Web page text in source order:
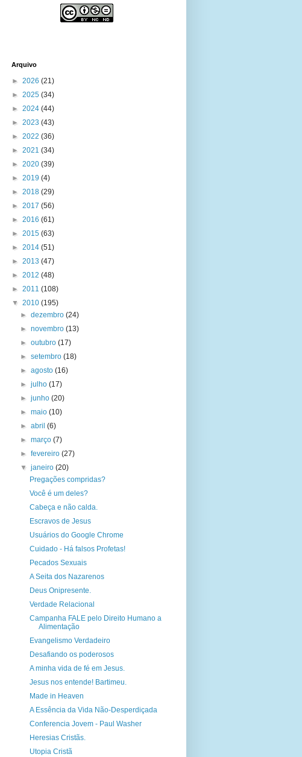
Arquivo
► 2026 (21)
► 2025 (34)
► 2024 (44)
► 2023 (43)
► 2022 (36)
► 2021 (34)
► 2020 (39)
► 2019 (4)
► 2018 (29)
► 2017 (56)
► 2016 (61)
► 2015 (63)
► 2014 (51)
► 2013 (47)
► 2012 (48)
► 2011 (108)
▼ 2010 (195)
►dezembro(24)
►novembro(13)
►outubro(17)
►setembro(18)
►agosto(16)
►julho(17)
►junho(20)
►maio(10)
►abril(6)
►março(7)
►fevereiro(27)
▼janeiro(20)
Pregações compridas?
Você é um deles?
Cabeça e não calda.
Escravos de Jesus
Usuários do Google Chrome
Cuidado - Há falsos Profetas!
Pecados Sexuais
A Seita dos Nazarenos
Deus Onipresente.
Verdade Relacional
Campanha FALE pelo Direito Humano a
Alimentação
Evangelismo Verdadeiro
Desafiando os poderosos
A minha vida de fé em Jesus.
Jesus nos entende! Bartimeu.
Made in Heaven
A Essência da Vida Não-Desperdiçada
Conferencia Jovem - Paul Washer
Heresias Cristãs.
Utopia Cristã